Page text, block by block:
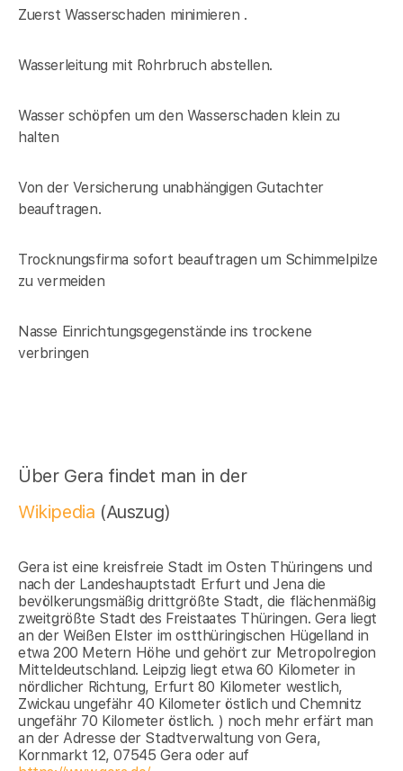
Zuerst Wasserschaden minimieren .
Wasserleitung mit Rohrbruch abstellen.
Wasser schöpfen um den Wasserschaden klein zu
halten
Von der Versicherung unabhängigen Gutachter
beauftragen.
Trocknungsfirma sofort beauftragen um Schimmelpilze
zu vermeiden
Nasse Einrichtungsgegenstände ins trockene
verbringen
Über Gera findet man in der
Wikipedia (Auszug)
Gera ist eine kreisfreie Stadt im Osten Thüringens und
nach der Landeshauptstadt Erfurt und Jena die
bevölkerungsmäßig drittgrößte Stadt, die flächenmäßig
zweitgrößte Stadt des Freistaates Thüringen. Gera liegt
an der Weißen Elster im ostthüringischen Hügelland in
etwa 200 Metern Höhe und gehört zur Metropolregion
Mitteldeutschland. Leipzig liegt etwa 60 Kilometer in
nördlicher Richtung, Erfurt 80 Kilometer westlich,
Zwickau ungefähr 40 Kilometer östlich und Chemnitz
ungefähr 70 Kilometer östlich. ) noch mehr erfärt man
an der Adresse der Stadtverwaltung von Gera,
Kornmarkt 12, 07545 Gera oder auf